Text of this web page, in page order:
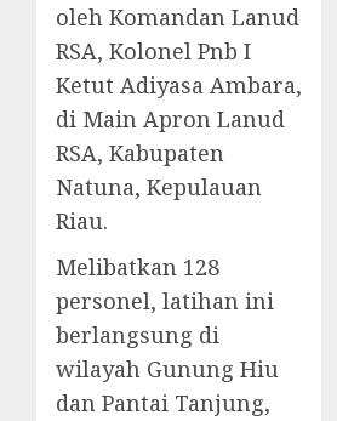
oleh Komandan Lanud
RSA, Kolonel Pnb I
Ketut Adiyasa Ambara,
di Main Apron Lanud
RSA, Kabupaten
Natuna, Kepulauan
Riau.
Melibatkan 128
personel, latihan ini
berlangsung di
wilayah Gunung Hiu
dan Pantai Tanjung,